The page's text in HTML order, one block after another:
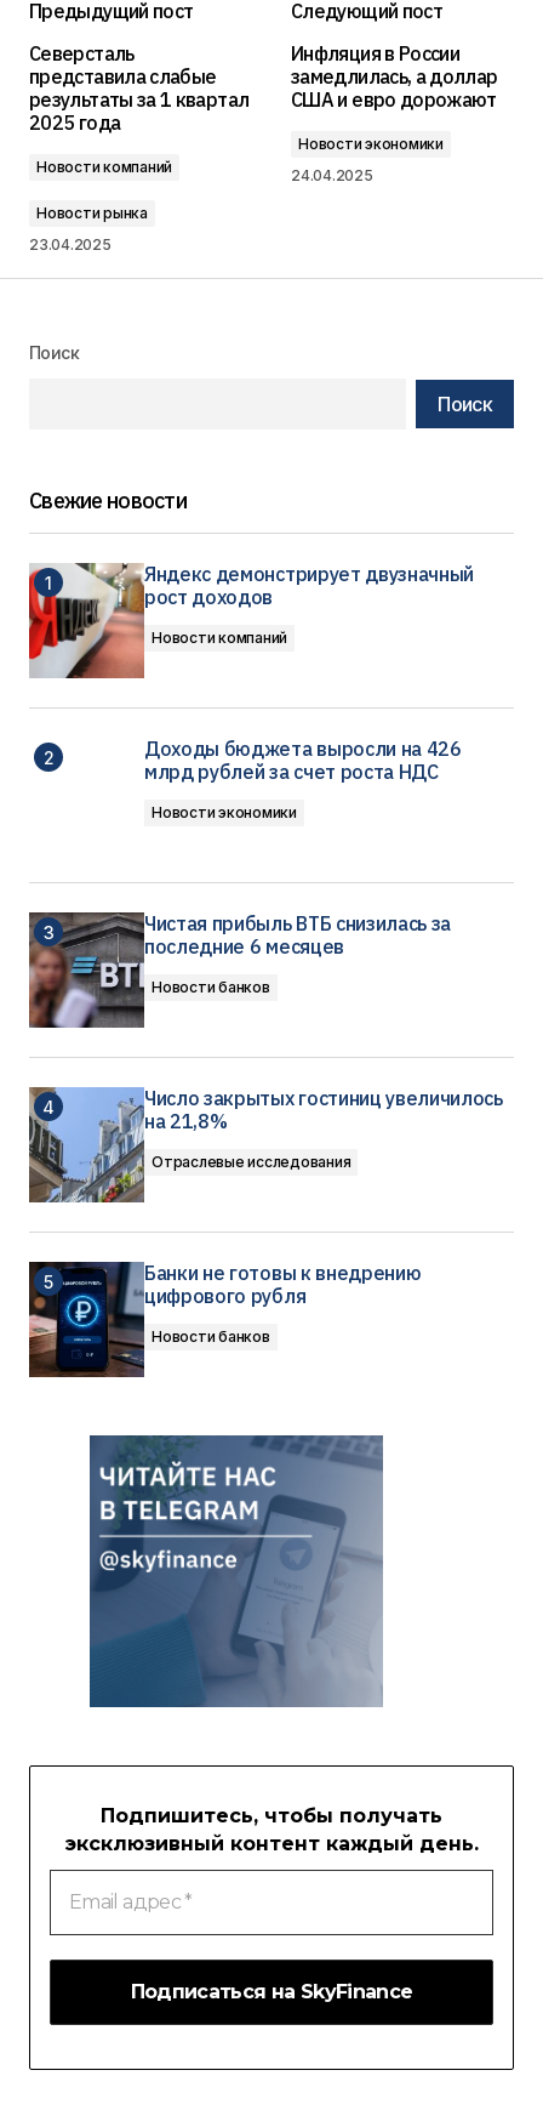
Предыдущий пост
Северсталь
представила слабые
результаты за 1 квартал
2025 года
Новости компаний
Новости рынка
23.04.2025
Следующий пост
Инфляция в России
замедлилась, а доллар
США и евро дорожают
Новости экономики
24.04.2025
Поиск
Поиск
Свежие новости
Яндекс демонстрирует двузначный
рост доходов
Новости компаний
Доходы бюджета выросли на 426
млрд рублей за счет роста НДС
Новости экономики
Чистая прибыль ВТБ снизилась за
последние 6 месяцев
Новости банков
Число закрытых гостиниц увеличилось
на 21,8%
Отраслевые исследования
Банки не готовы к внедрению
цифрового рубля
Новости банков
Подпишитесь, чтобы получать
эксклюзивный контент каждый день.
Email
адрес